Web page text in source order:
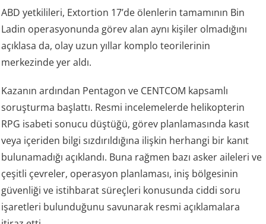
ABD yetkilileri, Extortion 17’de ölenlerin tamamının Bin
Ladin operasyonunda görev alan aynı kişiler olmadığını
açıklasa da, olay uzun yıllar komplo teorilerinin
merkezinde yer aldı.
Kazanın ardından Pentagon ve CENTCOM kapsamlı
soruşturma başlattı. Resmi incelemelerde helikopterin
RPG isabeti sonucu düştüğü, görev planlamasında kasıt
veya içeriden bilgi sızdırıldığına ilişkin herhangi bir kanıt
bulunamadığı açıklandı. Buna rağmen bazı asker aileleri ve
çeşitli çevreler, operasyon planlaması, iniş bölgesinin
güvenliği ve istihbarat süreçleri konusunda ciddi soru
işaretleri bulunduğunu savunarak resmi açıklamalara